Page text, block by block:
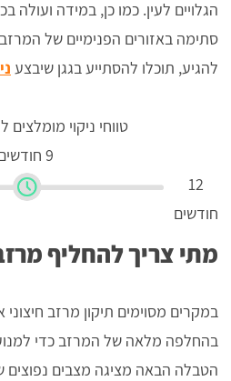
הגלויים לעין. כמו כן, במידה
סתימה באזורים הפנימיים של
להגיע, תוכלו להסתייע בגגן שיבצע
טווחי ניקוי מומלצים
9 חודשים
12
חודשים
מתי צריך להחליף
במקרים מסוימים תיקון מרזב חיצוני
בהחלפה מלאה של המרזב כדי
הטבלה הבאה מציגה מצבים